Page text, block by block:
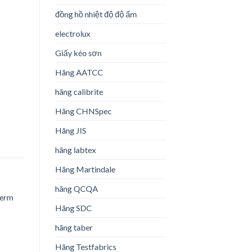
đồng hồ nhiệt độ độ ẩm
electrolux
Giấy kéo sơn
Hãng AATCC
hãng calibrite
Hãng CHNSpec
Hãng JIS
hãng labtex
Hãng Martindale
hãng QCQA
Hãng SDC
hãng taber
Hãng Testfabrics